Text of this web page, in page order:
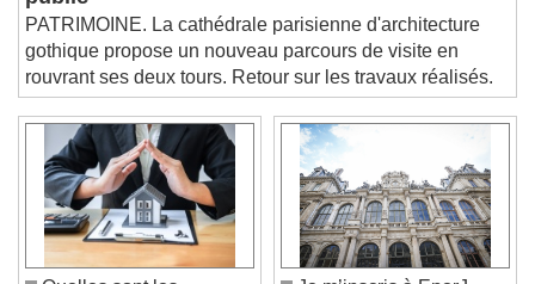
Beginning of dialog window. Escape will cancel
and close the window.
Text
Color Opacity
Text Background
Color Opacity
Caption Area Background
public
PATRIMOINE. La cathédrale parisienne d'architecture
gothique propose un nouveau parcours de visite en
rouvrant ses deux tours. Retour sur les travaux réalisés.